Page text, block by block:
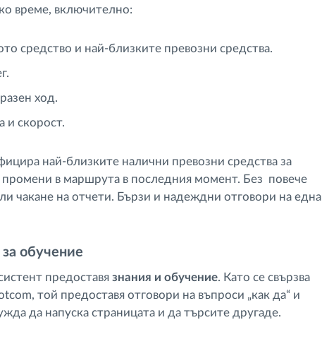
време, включително:
средство и най-близките превозни средства.
ход.
и скорост.
най-близките налични превозни средства за
в маршрута в последния момент. Без повече
чакане на отчети. Бързи и надеждни отговори на една
обучение
предоставя знания и обучение. Като се свързва
той предоставя отговори на въпроси „как да“ и
да напуска страницата и да търсите другаде.